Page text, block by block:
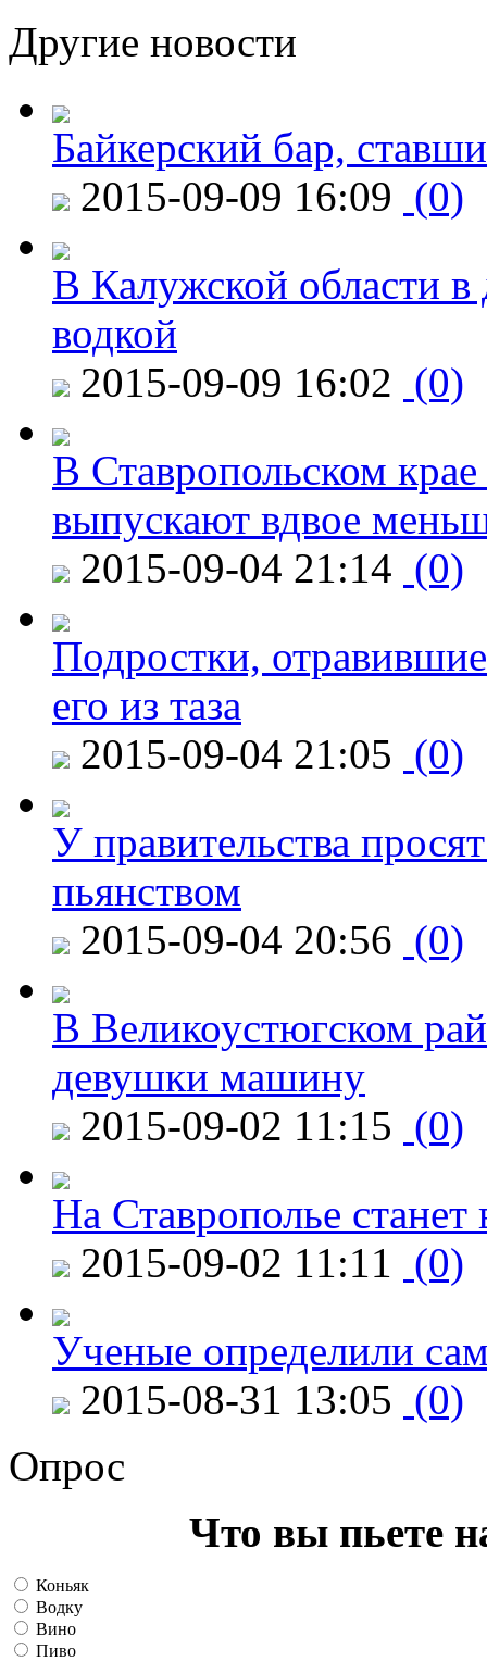
Другие новости
Байкерский бар,
2015-09-09 16:09 (0)
В Калужской области в
водкой
2015-09-09 16:02 (0)
В Ставропольском
выпускают вдвое
2015-09-04 21:14 (0)
Подростки,
его из таза
2015-09-04 21:05 (0)
У правительства
пьянством
2015-09-04 20:56 (0)
В Великоустюгском
девушки машину
2015-09-02 11:15 (0)
На Ставрополье
2015-09-02 11:11 (0)
Ученые определили
2015-08-31 13:05 (0)
Опрос
Что вы пьете
Коньяк
Водку
Вино
Пиво